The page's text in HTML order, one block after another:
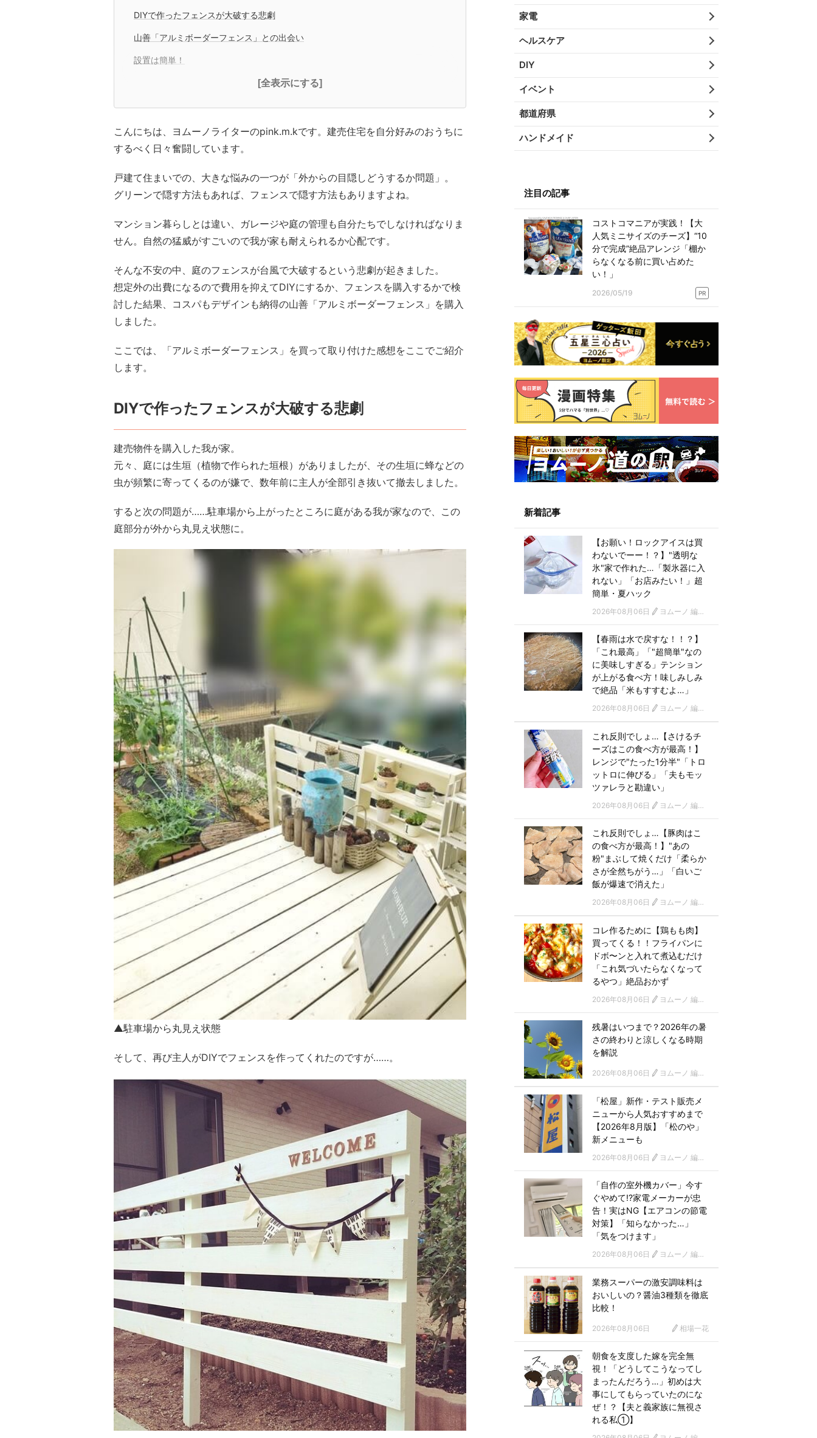
DIYで作ったフェンスが大破する悲劇
山善「アルミボーダーフェンス」との出会い
設置は簡単！
[全表示にする]
こんにちは、ヨムーノライターのpink.m.kです。建売住宅を自分好みのおうちに
するべく日々奮闘しています。
戸建て住まいでの、大きな悩みの一つが「外からの目隠しどうするか問題」。
グリーンで隠す方法もあれば、フェンスで隠す方法もありますよね。
マンション暮らしとは違い、ガレージや庭の管理も自分たちでしなければなりま
せん。自然の猛威がすごいので我が家も耐えられるか心配です。
そんな不安の中、庭のフェンスが台風で大破するという悲劇が起きました。
想定外の出費になるので費用を抑えてDIYにするか、フェンスを購入するかで検
討した結果、コスパもデザインも納得の山善「アルミボーダーフェンス」を購入
しました。
ここでは、「アルミボーダーフェンス」を買って取り付けた感想をここでご紹介
します。
DIYで作ったフェンスが大破する悲劇
建売物件を購入した我が家。
元々、庭には生垣（植物で作られた垣根）がありましたが、その生垣に蜂などの
虫が頻繁に寄ってくるのが嫌で、数年前に主人が全部引き抜いて撤去しました。
すると次の問題が……駐車場から上がったところに庭がある我が家なので、この
庭部分が外から丸見え状態に。
▲駐車場から丸見え状態
そして、再び主人がDIYでフェンスを作ってくれたのですが……。
家電
ヘルスケア
DIY
イベント
都道府県
ハンドメイド
注目の記事
コストコマニアが実践！【大
人気ミニサイズのチーズ】“10
分で完成”絶品アレンジ「棚か
らなくなる前に買い占めた
い！」
2026/05/19 PR
新着記事
【お願い！ロックアイスは買
わないでーー！？】"透明な
氷"家で作れた…「製氷器に入
れない」「お店みたい！」超
簡単・夏ハック
2026年08月06日 ヨムーノ 編集部
【春雨は水で戻すな！！？】
「これ最高」「"超簡単"なの
に美味しすぎる」テンション
が上がる食べ方！味しみしみ
で絶品「米もすすむよ…」
2026年08月06日 ヨムーノ 編集部
これ反則でしょ…【さけるチ
ーズはこの食べ方が最高！】
レンジで"たった1分半"「トロ
ットロに伸びる」「夫もモッ
ツァレラと勘違い」
2026年08月06日 ヨムーノ 編集部
これ反則でしょ…【豚肉はこ
の食べ方が最高！】"あの
粉"まぶして焼くだけ「柔らか
さが全然ちがう…」「白いご
飯が爆速で消えた」
2026年08月06日 ヨムーノ 編集部
コレ作るために【鶏もも肉】
買ってくる！！フライパンに
ドボ〜ンと入れて煮込むだけ
「これ気づいたらなくなって
るやつ」絶品おかず
2026年08月06日 ヨムーノ 編集部
残暑はいつまで？2026年の暑
さの終わりと涼しくなる時期
を解説
2026年08月06日 ヨムーノ 編集部
「松屋」新作・テスト販売メ
ニューから人気おすすめまで
【2026年8月版】「松のや」
新メニューも
2026年08月06日 ヨムーノ 編集部
「自作の室外機カバー」今す
ぐやめて!?家電メーカーが忠
告！実はNG【エアコンの節電
対策】「知らなかった…」
「気をつけます」
2026年08月06日 ヨムーノ 編集部
業務スーパーの激安調味料は
おいしいの？醤油3種類を徹底
比較！
2026年08月06日 相場一花
朝食を支度した嫁を完全無
視！「どうしてこうなってし
まったんだろう…」初めは大
事にしてもらっていたのにな
ぜ！？【夫と義家族に無視さ
れる私①】